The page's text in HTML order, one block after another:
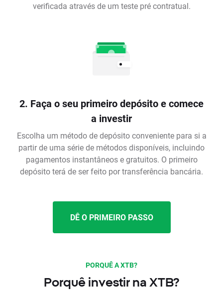
verificada através de um teste pré contratual.
2. Faça o seu primeiro depósito e comece
a investir
Escolha um método de depósito conveniente para si a
partir de uma série de métodos disponíveis, incluindo
pagamentos instantâneos e gratuitos. O primeiro
depósito terá de ser feito por transferência bancária.
DÊ O PRIMEIRO PASSO
PORQUÊ A XTB?
Porquê investir na XTB?